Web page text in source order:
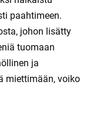
paahtimeen.
johon lisätty
tuomaan
ja
miettimään, voiko